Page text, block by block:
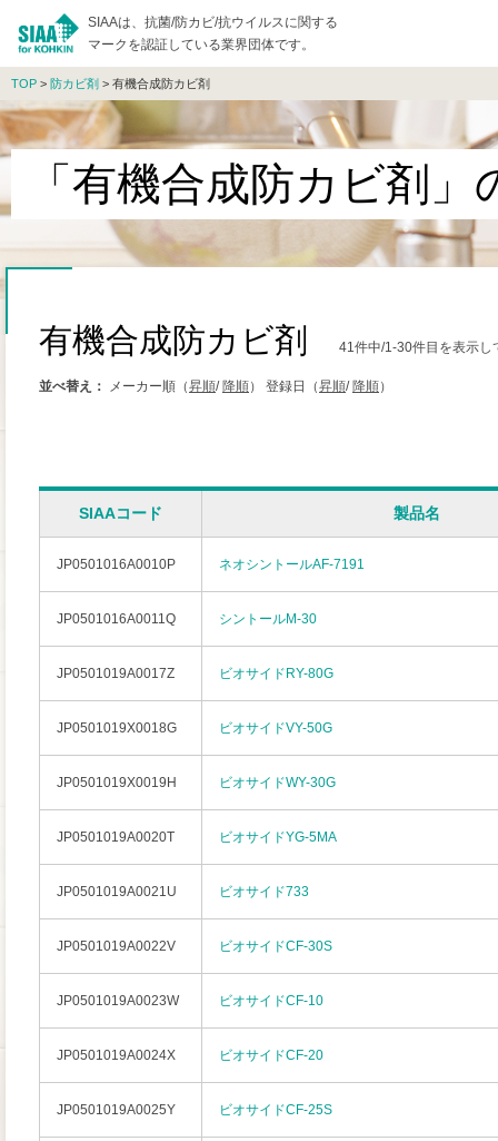
SIAAは、抗菌/防カビ/抗ウイルスに関する
マークを認証している業界団体です。
TOP > 防カビ剤 > 有機合成防カビ剤
「有機合成防カビ剤」
有機合成防カビ剤 41件中/1-30件目を表示し
並べ替え： メーカー順（昇順/ 降順） 登録日（昇順/ 降順）
SIAAコード 製品名
JP0501016A0010P ネオシントールAF-7191
JP0501016A0011Q シントールM-30
JP0501019A0017Z ビオサイドRY-80G
JP0501019X0018G ビオサイドVY-50G
JP0501019X0019H ビオサイドWY-30G
JP0501019A0020T ビオサイドYG-5MA
JP0501019A0021U ビオサイド733
JP0501019A0022V ビオサイドCF-30S
JP0501019A0023W ビオサイドCF-10
JP0501019A0024X ビオサイドCF-20
JP0501019A0025Y ビオサイドCF-25S